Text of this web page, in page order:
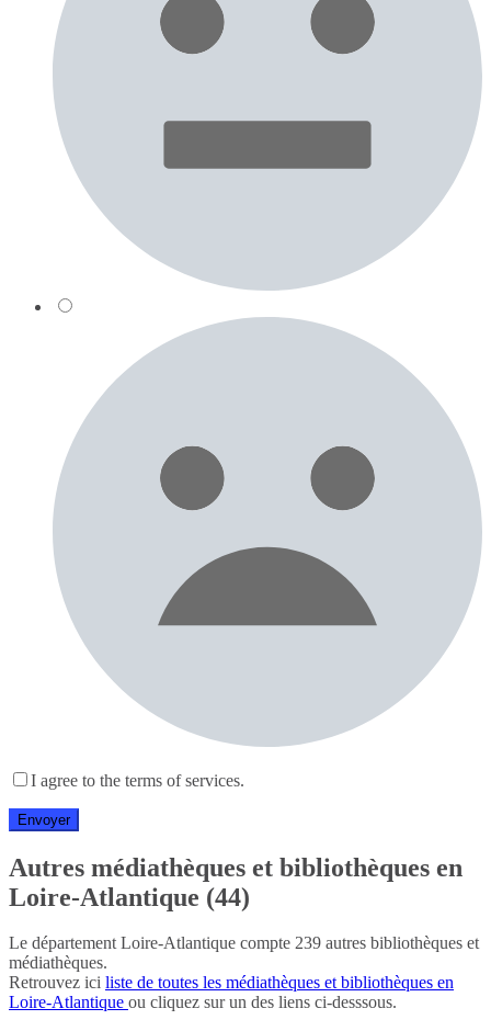
I agree to the terms of services.
Autres médiathèques et bibliothèques en
Loire-Atlantique (44)
Le département Loire-Atlantique compte 239 autres bibliothèques et
médiathèques.
Retrouvez ici liste de toutes les médiathèques et bibliothèques en
Loire-Atlantique ou cliquez sur un des liens ci-desssous.